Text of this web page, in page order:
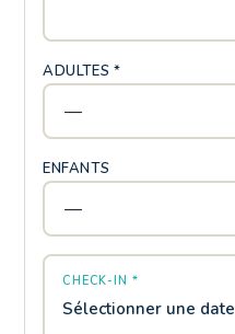
ADULTES *
ENFANTS
CHECK-IN *
Sélectionner une date